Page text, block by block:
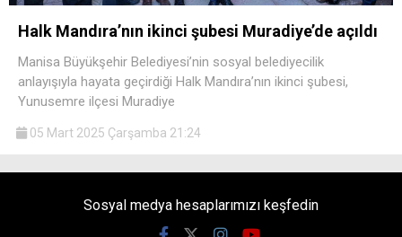
Halk Mandıra’nın ikinci şubesi Muradiye’de açıldı
Manisa Büyükşehir Belediyesi’nin sosyal belediyecilik
anlayışıyla hayata geçirdiği Halk Mandıra’nın ikinci şubesi,
Yunusemre ilçesi Muradiye
05 Mart 2025 Çarşamba 21:24
Sosyal medya hesaplarımızı keşfedin